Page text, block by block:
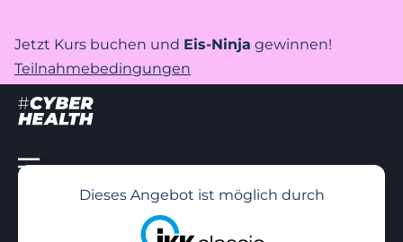
Jetzt Kurs buchen und Eis-Ninja gewinnen!
Teilnahmebedingungen
Dieses Angebot ist möglich durch